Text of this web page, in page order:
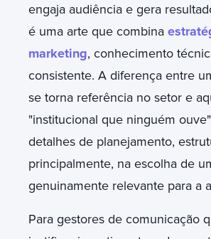
engaja audiência e gera
é uma arte que combina
marketing, conhecimento
consistente. A diferença entre
se torna referência no setor e
"institucional que ninguém
detalhes de planejamento,
principalmente, na escolha de
genuinamente relevante para a
Para gestores de comunicação